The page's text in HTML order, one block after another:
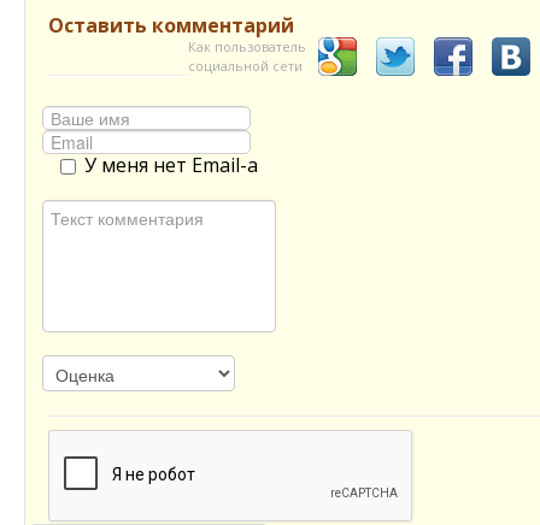
Оставить комментарий
Как пользователь
социальной сети
У меня нет Email-а